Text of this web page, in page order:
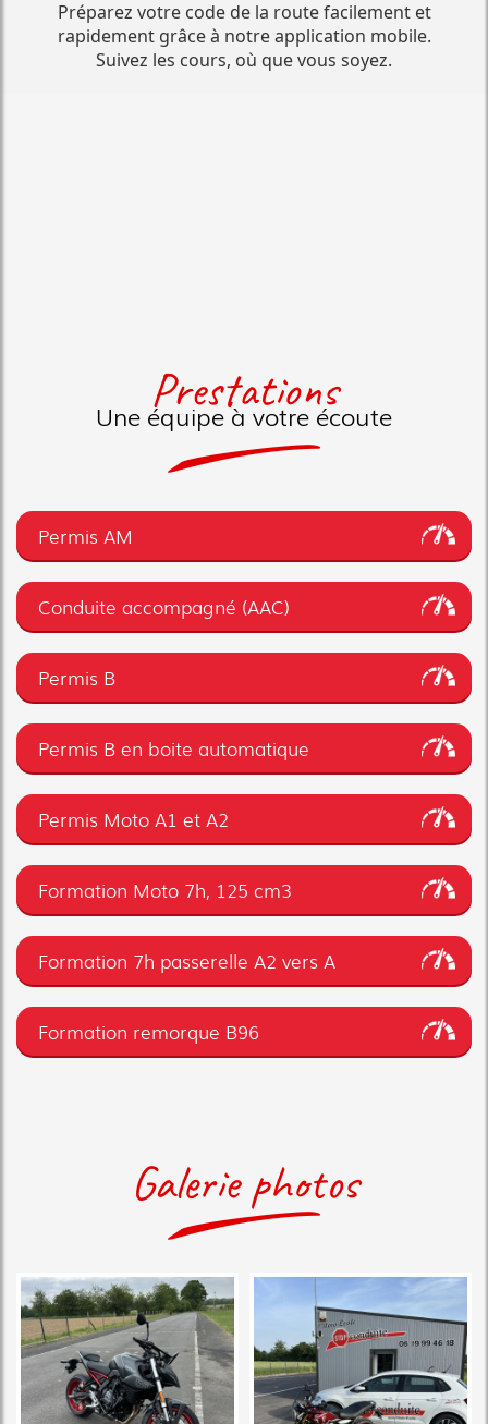
Préparez votre code de la route facilement et
rapidement grâce à notre application mobile.
Suivez les cours, où que vous soyez.
Prestations
Une équipe à votre écoute
Permis AM
Conduite accompagné (AAC)
Permis B
Permis B en boite automatique
Permis Moto A1 et A2
Formation Moto 7h, 125 cm3
Formation 7h passerelle A2 vers A
Formation remorque B96
Galerie photos